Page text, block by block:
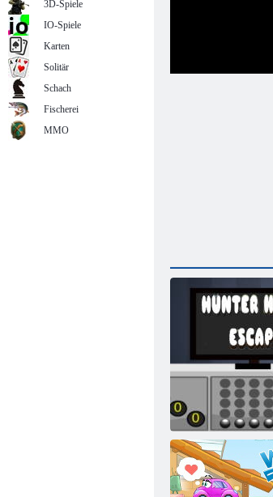
3D-Spiele
IO-Spiele
Karten
Solitär
Schach
Fischerei
MMO